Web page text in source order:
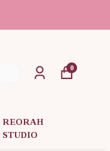
REORAH
STUDIO
0